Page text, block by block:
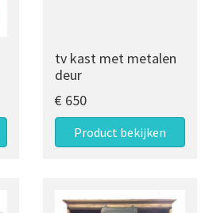
tv kast met metalen
deur
€ 650
Product bekijken